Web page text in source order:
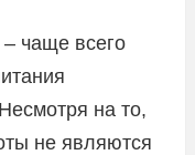
чаще всего
на то,
не являются